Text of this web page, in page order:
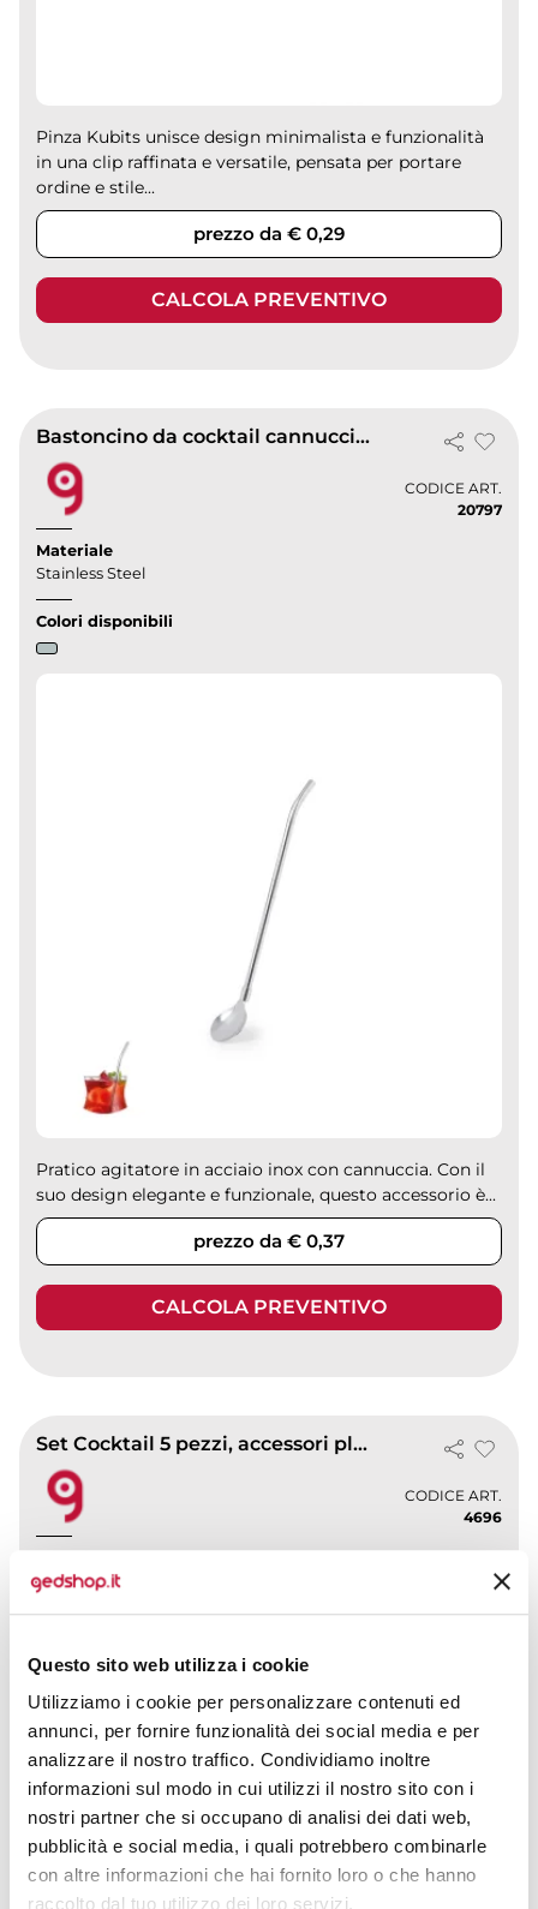
Questo sito web utilizza i cookie
Utilizziamo i cookie per personalizzare contenuti ed
annunci, per fornire funzionalità dei social media e per
analizzare il nostro traffico. Condividiamo inoltre
informazioni sul modo in cui utilizzi il nostro sito con i
nostri partner che si occupano di analisi dei dati web,
pubblicità e social media, i quali potrebbero combinarle
con altre informazioni che hai fornito loro o che hanno
raccolto dal tuo utilizzo dei loro servizi.
Pinza Kubits unisce design minimalista e funzionalità
in una clip raffinata e versatile, pensata per portare
ordine e stile...
prezzo da € 0,29
CALCOLA PREVENTIVO
Bastoncino da cocktail cannuccia noro
CODICE ART.
20797
Materiale
Stainless Steel
Colori disponibili
Pratico agitatore in acciaio inox con cannuccia. Con il
suo design elegante e funzionale, questo accessorio è...
prezzo da € 0,37
CALCOLA PREVENTIVO
Set Cocktail 5 pezzi, accessori plastica
CODICE ART.
4696
Plastica
17 x 3 cm